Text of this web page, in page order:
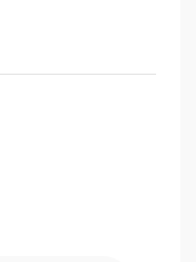
连续性，研究矿体